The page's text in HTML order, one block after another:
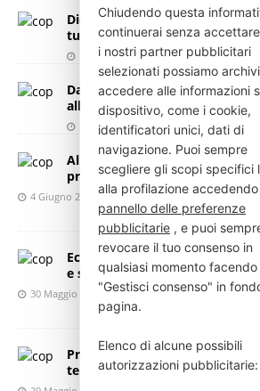
Dieta Mediterranea: 15 anni di
tutelare
11 Novembre 2025 Press Italia
Dalla sansa d’oliva nasce un
alleato del microbiota
25 Giugno 2025 Press Italia
Alimentazione e longevità: il
processati e invecchiamento
4 Giugno 2025 Press Italia
Eco-emozioni e
e salute mentale
30 Maggio 2025 Press Italia
Proteine: qualità, quantità e
termine
Chiudendo questa
continuerai senza
i nostri partner pubblicitari
selezionati possiamo
accedere alle informazioni
dispositivo, come i cookie,
identificatori unici, dati di
navigazione. Puoi sempre
scegliere gli scopi specifici
alla profilazione accedendo
pannello delle preferenze
pubblicitarie, e puoi
revocare il tuo consenso in
qualsiasi momento facendo
"Gestisci consenso" in
pagina.
Elenco di alcune possibili
autorizzazioni pubblicitarie: